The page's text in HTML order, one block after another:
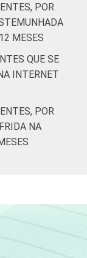
POR
MESES
QUE SE
INTERNET
POR
NA